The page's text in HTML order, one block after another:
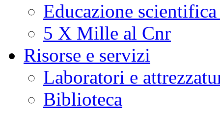
Educazione
5 X Mille al Cnr
Risorse e servizi
Laboratori e
Biblioteca